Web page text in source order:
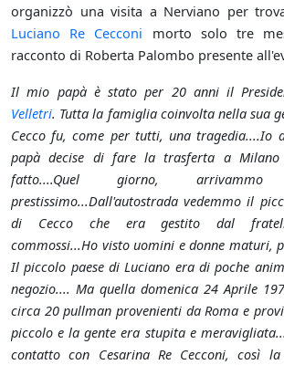
organizzò una visita a Nerviano per
Luciano Re Cecconi morto solo tre
racconto di Roberta Palombo presente
Il mio papà è stato per 20 anni il
Velletri. Tutta la famiglia coinvolta nella sua
Cecco fu, come per tutti, una tragedia....Io
papà decise di fare la trasferta a
fatto....Quel giorno,
prestissimo...Dall'autostrada vedemmo il
di Cecco che era gestito dal
commossi...Ho visto uomini e donne maturi,
Il piccolo paese di Luciano era di poche
negozio.... Ma quella domenica 24 Aprile
circa 20 pullman provenienti da Roma e
piccolo e la gente era stupita e
contatto con Cesarina Re Cecconi, così